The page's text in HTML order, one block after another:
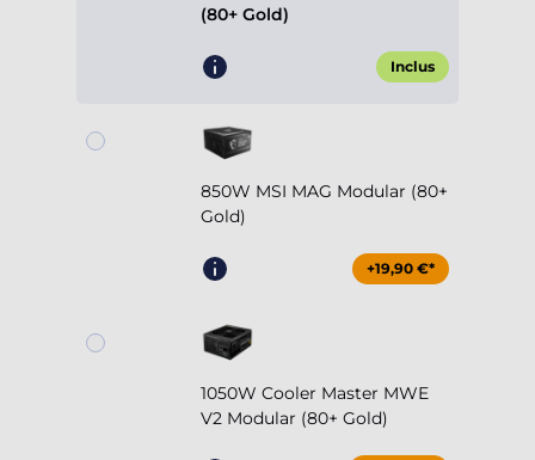
(80+ Gold)
Inclus
850W MSI MAG Modular (80+
Gold)
+19,90 €*
1050W Cooler Master MWE
V2 Modular (80+ Gold)